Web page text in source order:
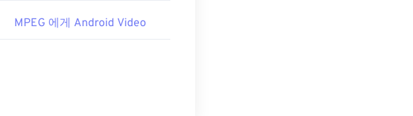
MPEG 에게 Android Video